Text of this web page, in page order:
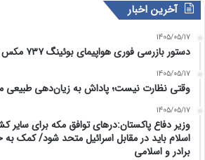
آخرین اخبار
1405/05/17
دستور بازرسی فوری هواپیمای بوئینگ ۷۳۷ مکس صادر شد
1405/05/17
وقتی نظارت نیست؛ پاداش به زیان‌دهی طبیعی
1405/05/17
وزیر دفاع پاکستان:درهای توافق مکه برای
اسلام باید در مقابل اسرائیل متحد شود/ کمک
برادر و اسلامی